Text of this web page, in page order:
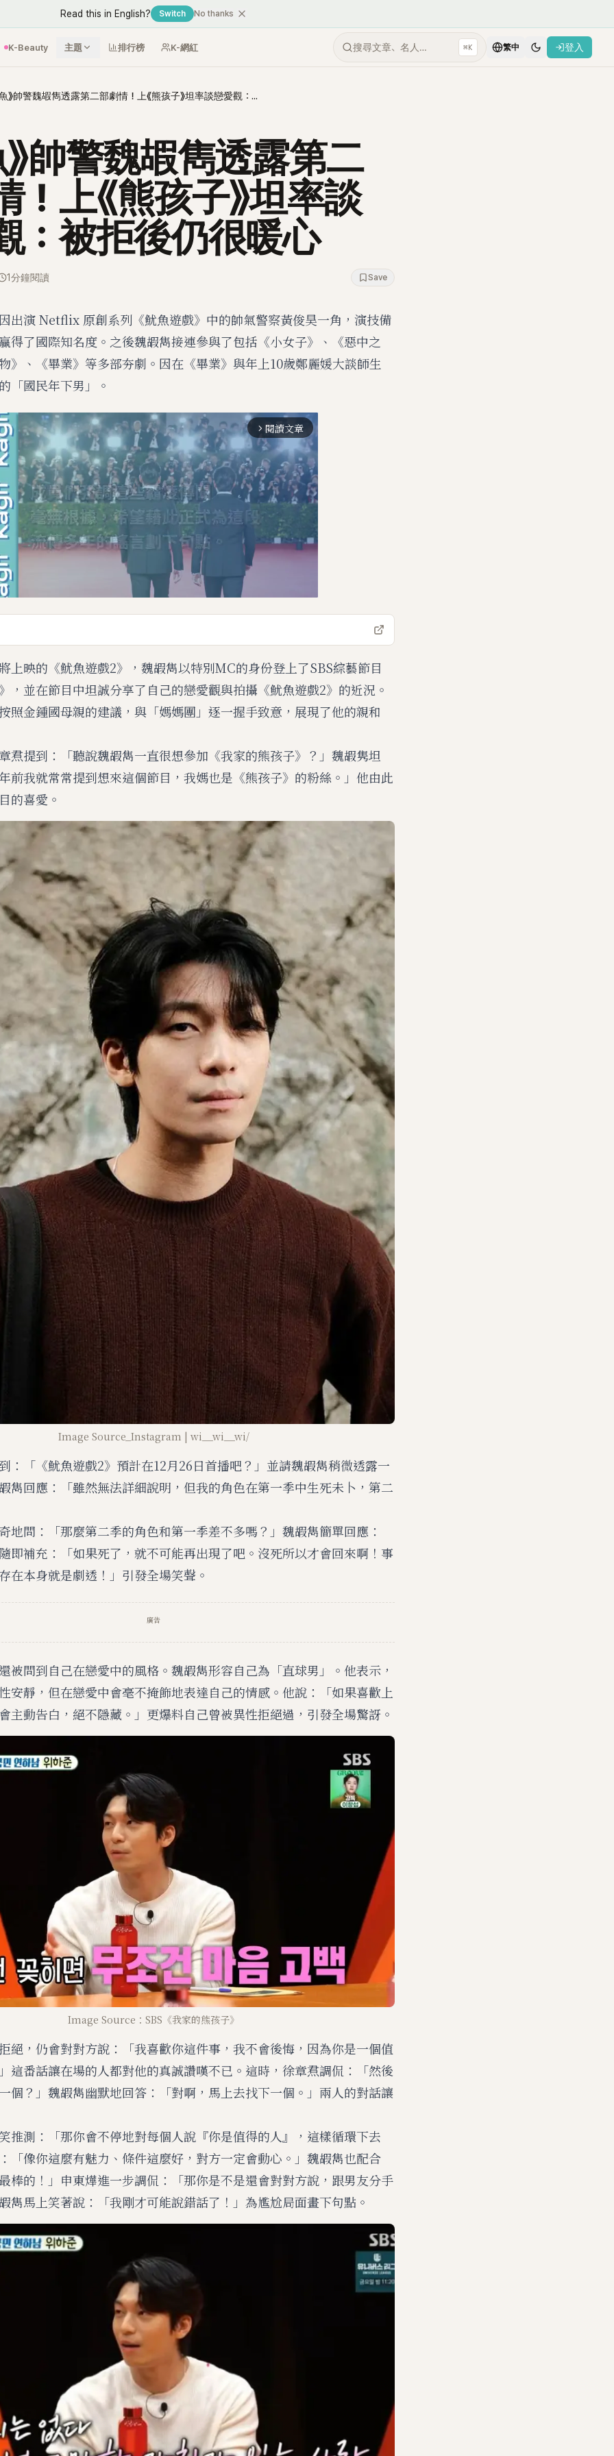
Read this in English? Switch No thanks
K-Beauty 主題 排行榜 K-網紅 搜尋文章、名人… ⌘K 繁中 登入
《魷魚》帥警魏嘏雋透露第二部劇情！上《熊孩子》坦率談戀愛觀：被拒後仍很暖心
》帥警魏嘏雋透露第二
！上《熊孩子》坦率談
：被拒後仍很暖心
1分鐘閱讀 Save
出演 Netflix 原創系列《魷魚遊戲》中的帥氣警察黃俊昊一角，演技備
得了國際知名度。之後魏嘏雋接連參與了包括《小女子》、《惡中之
》、《畢業》等多部夯劇。因在《畢業》與年上10歲鄭麗媛大談師生
「國民年下男」。
arrow_forward_ios 閱讀文章
M
u
e
上映的《魷魚遊戲2》，魏嘏雋以特別MC的身份登上了SBS綜藝節目
，並在節目中坦誠分享了自己的戀愛觀與拍攝《魷魚遊戲2》的近況。
照金鍾國母親的建議，與「媽媽團」逐一握手致意，展現了他的親和
焄提到：「聽說魏嘏雋一直很想參加《我家的熊孩子》？」魏嘏隽坦
前我就常常提到想來這個節目，我媽也是《熊孩子》的粉絲。」他由此
的喜愛。
Image Source_Instagram | wi__wi__wi/
：「《魷魚遊戲2》預計在12月26日首播吧？」並請魏嘏雋稍微透露一
雋回應：「雖然無法詳細說明，但我的角色在第一季中生死未卜，第二
地問：「那麼第二季的角色和第一季差不多嗎？」魏嘏雋簡單回應：
即補充：「如果死了，就不可能再出現了吧。沒死所以才會回來啊！事
在本身就是劇透！」引發全場笑聲。
廣告
被問到自己在戀愛中的風格。魏嘏雋形容自己為「直球男」。他表示，
安靜，但在戀愛中會毫不掩飾地表達自己的情感。他說：「如果喜歡上
主動告白，絕不隱藏。」更爆料自己曾被異性拒絕過，引發全場驚訝。
Image Source：SBS《我家的熊孩子》
絕，仍會對對方說：「我喜歡你這件事，我不會後悔，因為你是一個值
這番話讓在場的人都對他的真誠讚嘆不已。這時，徐章焄調侃：「然後
個？」魏嘏雋幽默地回答：「對啊，馬上去找下一個。」兩人的對話讓
推測：「那你會不停地對每個人說『你是值得的人』，這樣循環下去
「像你這麼有魅力、條件這麼好，對方一定會動心。」魏嘏雋也配合
棒的！」申東燁進一步調侃：「那你是不是還會對對方說，跟男友分手
雋馬上笑著說：「我剛才可能說錯話了！」為尷尬局面畫下句點。